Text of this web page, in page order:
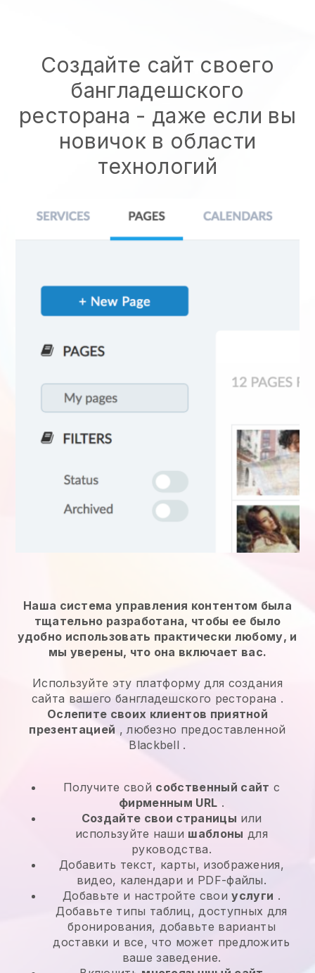
Создайте сайт своего
бангладешского
ресторана - даже если вы
новичок в области
технологий
Наша система управления контентом была
тщательно разработана, чтобы ее было
удобно использовать практически любому, и
мы уверены, что она включает вас.
Используйте эту платформу для создания
сайта вашего бангладешского ресторана .
Ослепите своих клиентов приятной
презентацией , любезно предоставленной
Blackbell .
Получите свой собственный сайт с
фирменным URL .
Создайте свои страницы или
используйте наши шаблоны для
руководства.
Добавить текст, карты, изображения,
видео, календари и PDF-файлы.
Добавьте и настройте своиуслуги .
Добавьте типы таблиц, доступных для
бронирования, добавьте варианты
доставки и все, что может предложить
ваше заведение.